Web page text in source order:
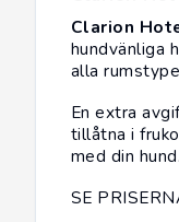
Clarion
hundvänliga
alla
En extra
tillåtna i
med din hund.
SE